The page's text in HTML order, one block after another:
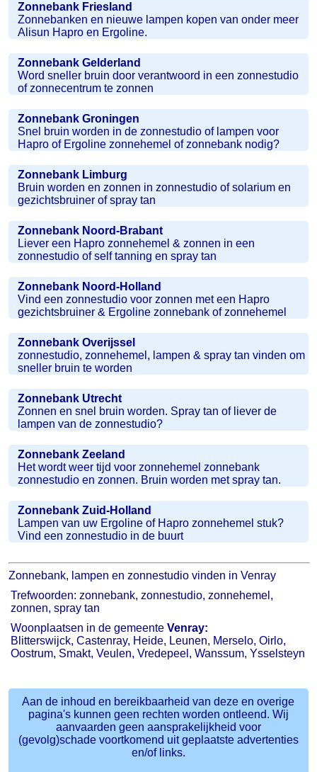
Zonnebank Friesland
Zonnebanken en nieuwe lampen kopen van onder meer
Alisun Hapro en Ergoline.
Zonnebank Gelderland
Word sneller bruin door verantwoord in een zonnestudio
of zonnecentrum te zonnen
Zonnebank Groningen
Snel bruin worden in de zonnestudio of lampen voor
Hapro of Ergoline zonnehemel of zonnebank nodig?
Zonnebank Limburg
Bruin worden en zonnen in zonnestudio of solarium en
gezichtsbruiner of spray tan
Zonnebank Noord-Brabant
Liever een Hapro zonnehemel & zonnen in een
zonnestudio of self tanning en spray tan
Zonnebank Noord-Holland
Vind een zonnestudio voor zonnen met een Hapro
gezichtsbruiner & Ergoline zonnebank of zonnehemel
Zonnebank Overijssel
zonnestudio, zonnehemel, lampen & spray tan vinden om
sneller bruin te worden
Zonnebank Utrecht
Zonnen en snel bruin worden. Spray tan of liever de
lampen van de zonnestudio?
Zonnebank Zeeland
Het wordt weer tijd voor zonnehemel zonnebank
zonnestudio en zonnen. Bruin worden met spray tan.
Zonnebank Zuid-Holland
Lampen van uw Ergoline of Hapro zonnehemel stuk?
Vind een zonnestudio in de buurt
Zonnebank, lampen en zonnestudio vinden in Venray
Trefwoorden: zonnebank, zonnestudio, zonnehemel,
zonnen, spray tan
Woonplaatsen in de gemeenteVenray:
Blitterswijck, Castenray, Heide, Leunen, Merselo, Oirlo,
Oostrum, Smakt, Veulen, Vredepeel, Wanssum, Ysselsteyn
Aan de inhoud en bereikbaarheid van deze en overige
pagina's kunnen geen rechten worden ontleend. Wij
aanvaarden geen aansprakelijkheid voor
(gevolg)schade voortkomend uit geplaatste advertenties
en/of links.